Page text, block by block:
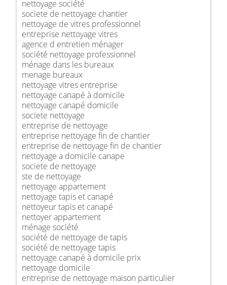
nettoyage société
societe de nettoyage chantier
nettoyage de vitres professionnel
entreprise nettoyage vitres
agence d entretien ménager
société nettoyage professionnel
ménage dans les bureaux
menage bureaux
nettoyage vitres entreprise
nettoyage canapé à domicile
nettoyage canapé domicile
societe nettoyage
entreprise de nettoyage
entreprise nettoyage fin de chantier
entreprise de nettoyage fin de chantier
nettoyage a domicile canape
societe de nettoyage
ste de nettoyage
nettoyage appartement
nettoyage tapis et canapé
nettoyeur tapis et canapé
nettoyer appartement
ménage société
société de nettoyage de tapis
société de nettoyage tapis
nettoyage canapé à domicile prix
nettoyage domicile
entreprise de nettoyage maison particulier